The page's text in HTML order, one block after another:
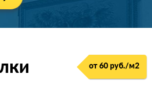
от 60 руб./м2